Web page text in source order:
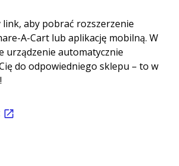
aby pobrać rozszerzenie
A-Cart lub aplikację mobilną. W
urządzenie automatycznie
do odpowiedniego sklepu – to w